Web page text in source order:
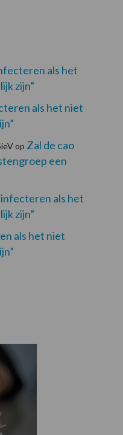
als het
zijn”
als het niet
op Zal de cao
een
als het
zijn”
als het niet